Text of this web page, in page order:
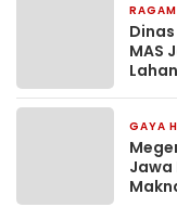
RAGAM
MAS
GAYA
Jawa